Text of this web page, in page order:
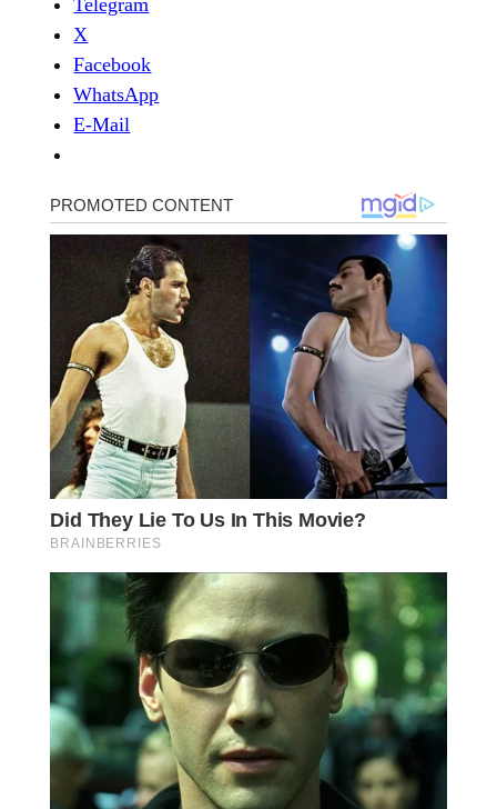
Telegram
X
Facebook
WhatsApp
E-Mail